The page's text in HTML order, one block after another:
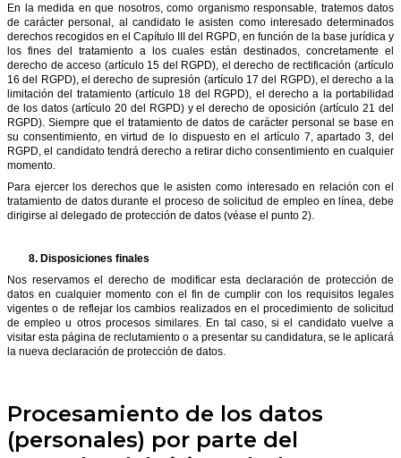
En la medida en que nosotros, como organismo responsable, tratemos datos
de carácter personal, al candidato le asisten como interesado determinados
derechos recogidos en el Capítulo III del RGPD, en función de la base jurídica y
los fines del tratamiento a los cuales están destinados, concretamente el
derecho de acceso (artículo 15 del RGPD), el derecho de rectificación (artículo
16 del RGPD), el derecho de supresión (artículo 17 del RGPD), el derecho a la
limitación del tratamiento (artículo 18 del RGPD), el derecho a la portabilidad
de los datos (artículo 20 del RGPD) y el derecho de oposición (artículo 21 del
RGPD). Siempre que el tratamiento de datos de carácter personal se base en
su consentimiento, en virtud de lo dispuesto en el artículo 7, apartado 3, del
RGPD, el candidato tendrá derecho a retirar dicho consentimiento en cualquier
momento.
Para ejercer los derechos que le asisten como interesado en relación con el
tratamiento de datos durante el proceso de solicitud de empleo en línea, debe
dirigirse al delegado de protección de datos (véase el punto 2).
8. Disposiciones finales
Nos reservamos el derecho de modificar esta declaración de protección de
datos en cualquier momento con el fin de cumplir con los requisitos legales
vigentes o de reflejar los cambios realizados en el procedimiento de solicitud
de empleo u otros procesos similares. En tal caso, si el candidato vuelve a
visitar esta página de reclutamiento o a presentar su candidatura, se le aplicará
la nueva declaración de protección de datos.
Procesamiento de los datos
(personales) por parte del